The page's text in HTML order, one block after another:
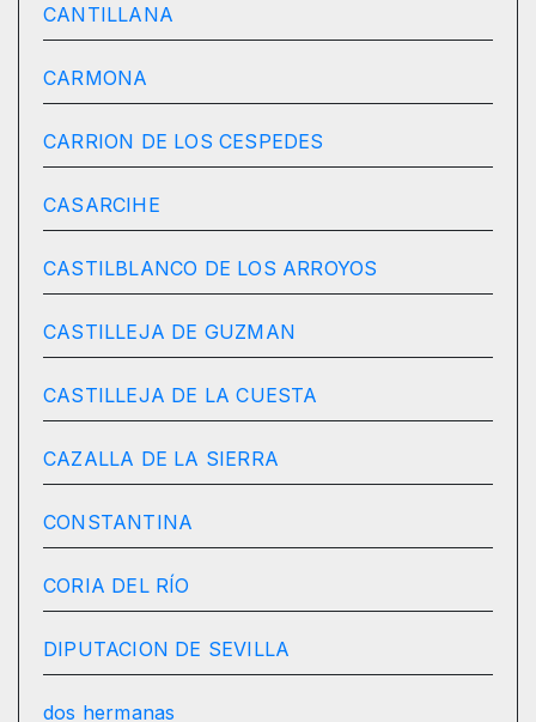
CANTILLANA
CARMONA
CARRION DE LOS CESPEDES
CASARCIHE
CASTILBLANCO DE LOS ARROYOS
CASTILLEJA DE GUZMAN
CASTILLEJA DE LA CUESTA
CAZALLA DE LA SIERRA
CONSTANTINA
CORIA DEL RÍO
DIPUTACION DE SEVILLA
dos hermanas